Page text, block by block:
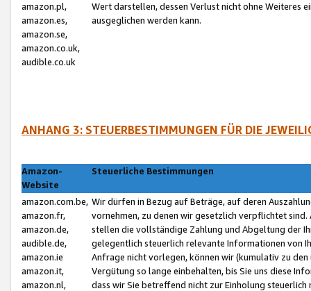
amazon.pl,
amazon.es,
amazon.se,
amazon.co.uk,
audible.co.uk
Wert darstellen, dessen Verlust nicht ohne Weiteres
ausgeglichen werden kann.
ANHANG 3: STEUERBESTIMMUNGEN FÜR DIE
Amazon-
Website
Steuerliche Bestimmungen
amazon.com.be,
amazon.fr,
amazon.de,
audible.de,
amazon.ie
amazon.it,
amazon.nl,
Wir dürfen in Bezug auf Beträge, auf deren
vornehmen, zu denen wir gesetzlich verpflichtet
stellen die vollständige Zahlung und Abgeltung der
gelegentlich steuerlich relevante Informationen von
Anfrage nicht vorlegen, können wir (kumulativ zu
Vergütung so lange einbehalten, bis Sie uns diese
dass wir Sie betreffend nicht zur Einholung